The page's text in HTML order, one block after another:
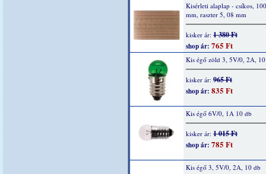
Kisérleti alaplap - csíkos,
mm, raszter 5, 08 mm
kisker ár: 1 380 Ft
shop ár: 765 Ft
Kis égő zöld 3, 5V/0, 2A,
kisker ár: 965 Ft
shop ár: 835 Ft
Kis égő 6V/0, 1A 10 db
kisker ár: 1 015 Ft
shop ár: 785 Ft
Kis égő 3, 5V/0, 2A, 10 db